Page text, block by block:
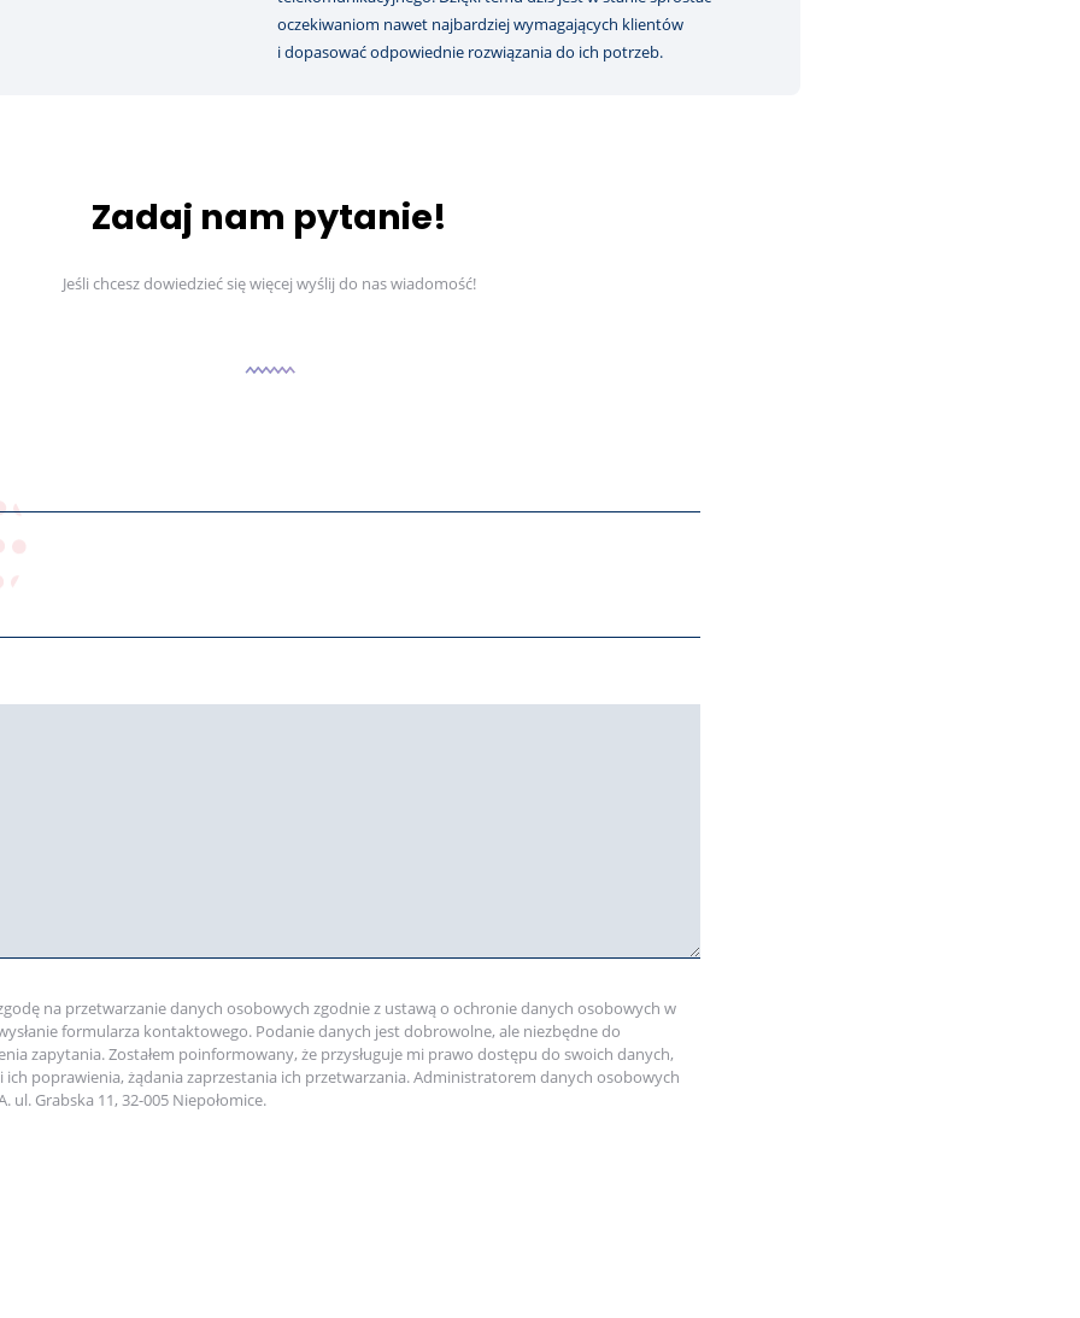
oczekiwaniom nawet najbardziej wymagających klientów
i dopasować odpowiednie rozwiązania do ich potrzeb.
Zadaj nam pytanie!
Jeśli chcesz dowiedzieć się więcej wyślij do nas wiadomość!
na przetwarzanie danych osobowych zgodnie z ustawą o ochronie danych osobowych w
formularza kontaktowego. Podanie danych jest dobrowolne, ale niezbędne do
zapytania. Zostałem poinformowany, że przysługuje mi prawo dostępu do swoich danych,
ich poprawienia, żądania zaprzestania ich przetwarzania. Administratorem danych osobowych
ul. Grabska 11, 32-005 Niepołomice.